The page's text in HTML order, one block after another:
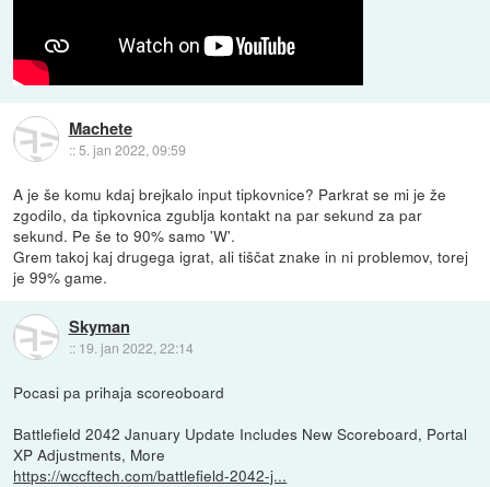
Machete
::5. jan 2022, 09:59
A je še komu kdaj brejkalo input tipkovnice? Parkrat se mi je že
zgodilo, da tipkovnica zgublja kontakt na par sekund za par
sekund. Pe še to 90% samo 'W'.
Grem takoj kaj drugega igrat, ali tiščat znake in ni problemov, torej
je 99% game.
Skyman
:: 19. jan 2022, 22:14
Pocasi pa prihaja scoreoboard
Battlefield 2042 January Update Includes New Scoreboard, Portal
XP Adjustments, More
https://wccftech.com/battlefield-2042-j...